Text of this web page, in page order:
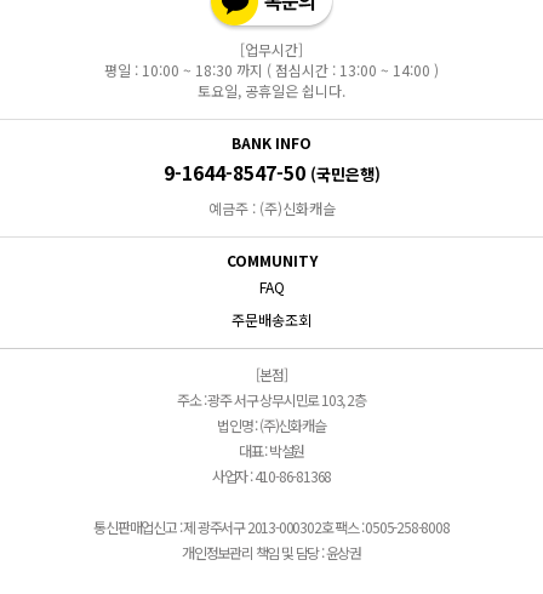
[업무시간]
평일 : 10:00 ~ 18:30 까지 ( 점심시간 : 13:00 ~ 14:00 )
토요일, 공휴일은 쉽니다.
BANK INFO
9-1644-8547-50 (국민은행)
예금주 : (주)신화캐슬
COMMUNITY
FAQ
주문배송조회
[본점]
주소 : 광주 서구 상무시민로 103, 2층
법인명 : (주)신화캐슬
대표 : 박설원
사업자 : 410-86-81368
통신판매업신고 : 제 광주서구 2013-000302호 팩스 : 0505-258-8008
개인정보관리 책임 및 담당 : 윤상권